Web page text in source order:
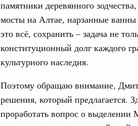
памятники деревянного
мосты на Алтае, нарзанные
это всё, сохранить – задача не
конституционный долг каждого
культурного наследия.
Поэтому обращаю внимание,
решения, который предлагается.
проработать вопрос о